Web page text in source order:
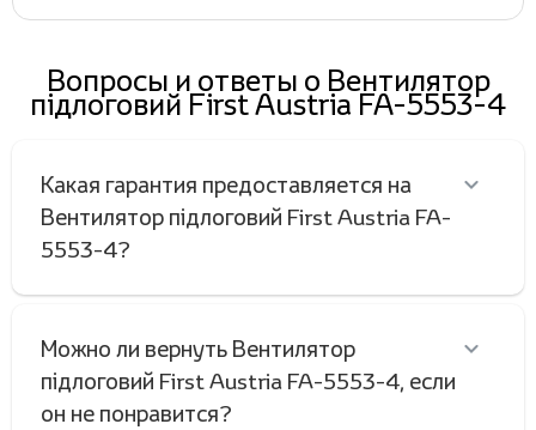
Вопросы и ответы о Вентилятор
підлоговий First Austria FA-5553-4
Какая гарантия предоставляется на
Вентилятор підлоговий First Austria FA-
5553-4?
Можно ли вернуть Вентилятор
підлоговий First Austria FA-5553-4, если
он не понравится?